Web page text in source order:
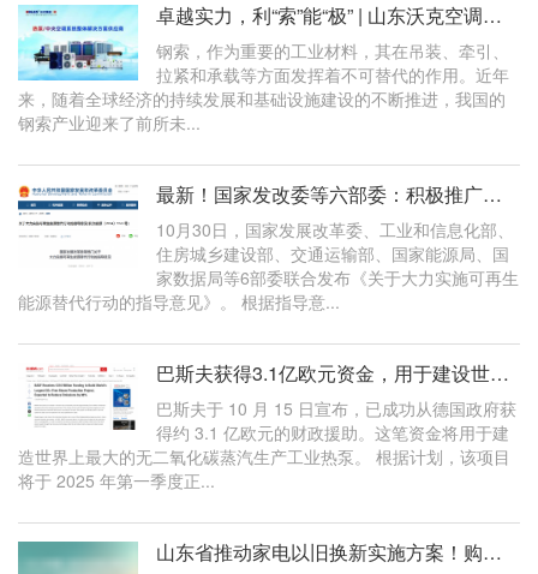
卓越实力，利“索”能“极” | 山东沃克空调为中国钢索巨头企业打造高品质空
钢索，作为重要的工业材料，其在吊装、牵引、
拉紧和承载等方面发挥着不可替代的作用。近年
来，随着全球经济的持续发展和基础设施建设的不断推进，我国的
钢索产业迎来了前所未...
最新！国家发改委等六部委：积极推广太阳能热应用；推进地热能、空气源热泵
10月30日，国家发展改革委、工业和信息化部、
住房城乡建设部、交通运输部、国家能源局、国
家数据局等6部委联合发布《关于大力实施可再生
能源替代行动的指导意见》。 根据指导意...
巴斯夫获得3.1亿欧元资金，用于建设世界上最大的无二氧化碳蒸汽工业热泵生产
巴斯夫于 10 月 15 日宣布，已成功从德国政府获
得约 3.1 亿欧元的财政援助。这笔资金将用于建
造世界上最大的无二氧化碳蒸汽生产工业热泵。 根据计划，该项目
将于 2025 年第一季度正...
山东省推动家电以旧换新实施方案！购买空气源热泵等家电产品每人每类最高可